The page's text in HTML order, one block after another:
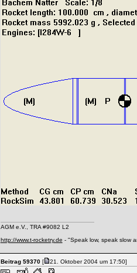
AGM e.V., TRA #9082 L2
http://www.t-rocketry.de - "Speak low, speak slow
Beitrag 59370[ 21. Oktober 2004 um 17:50]